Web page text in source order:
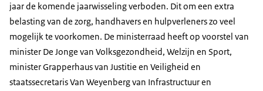
jaar de komende jaarwisseling verboden. Dit om een extra
belasting van de zorg, handhavers en hulpverleners zo veel
mogelijk te voorkomen. De ministerraad heeft op voorstel van
minister De Jonge van Volksgezondheid, Welzijn en Sport,
minister Grapperhaus van Justitie en Veiligheid en
staatssecretaris Van Weyenberg van Infrastructuur en